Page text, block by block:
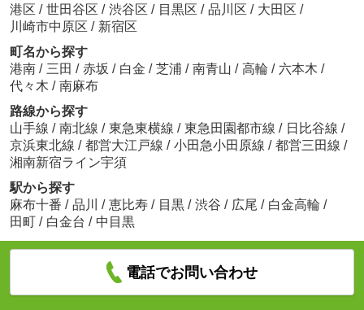
港区 / 世田谷区 / 渋谷区 / 目黒区 / 品川区 / 大田区 /
川崎市中原区 / 新宿区
町名から探す
港南 / 三田 / 赤坂 / 白金 / 芝浦 / 南青山 / 高輪 / 六本木 /
代々木 / 南麻布
路線から探す
山手線 / 南北線 / 東急東横線 / 東急田園都市線 / 日比谷線 /
京浜東北線 / 都営大江戸線 / 小田急小田原線 / 都営三田線 /
湘南新宿ライン宇須
駅から探す
麻布十番 / 品川 / 恵比寿 / 目黒 / 渋谷 / 広尾 / 白金高輪 /
田町 / 白金台 / 中目黒
電話でお問い合わせ